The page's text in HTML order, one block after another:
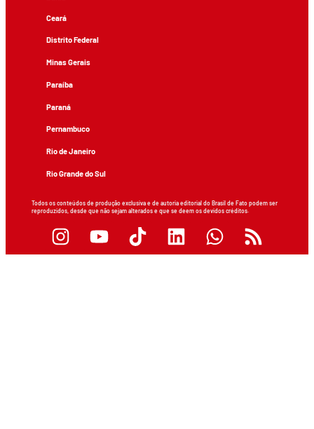
Ceará
Distrito Federal
Minas Gerais
Paraíba
Paraná
Pernambuco
Rio de Janeiro
Rio Grande do Sul
Todos os conteúdos de produção exclusiva e de autoria editorial do Brasil de Fato podem ser
reproduzidos, desde que não sejam alterados e que se deem os devidos créditos.